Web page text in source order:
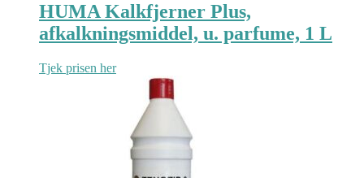
HUMA Kalkfjerner Plus,
afkalkningsmiddel, u. parfume, 1 L
Tjek prisen her